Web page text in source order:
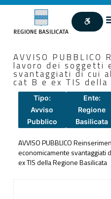
AVVISO PUBBLICO
lavoro dei soggetti
svantaggiati di cui
cat B e ex TIS
Tipo:
Avviso
Pubblico
Ente:
Regione
Basilicata
AVVISO PUBBLICO
economicamente svantaggiati
ex TIS della Regione Basilicata